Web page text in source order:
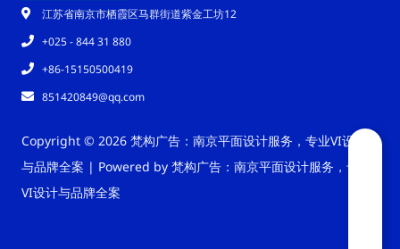
江苏省南京市栖霞区马群街道紫金工坊12
+025 - 844 31 880
+86-15150500419
851420849@qq.com
Copyright © 2026 梵构广告：南京平面设计服务，专业VI设计
与品牌全案 | Powered by 梵构广告：南京平面设计服务，专业
VI设计与品牌全案